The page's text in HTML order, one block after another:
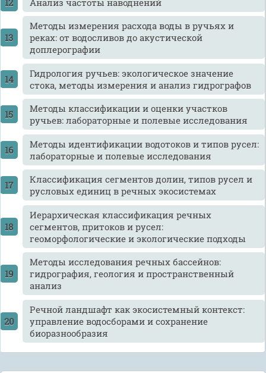
Методы измерения расхода воды в ручьях и
реках: от водосливов до акустической
доплерографии
Гидрология ручьев: экологическое значение
стока, методы измерения и анализ гидрографов
Методы классификации и оценки участков
ручьев: лабораторные и полевые исследования
Методы идентификации водотоков и типов русел:
лабораторные и полевые исследования
Классификация сегментов долин, типов русел и
русловых единиц в речных экосистемах
Иерархическая классификация речных
сегментов, притоков и русел:
геоморфологические и экологические подходы
Методы исследования речных бассейнов:
гидрография, геология и пространственный
анализ
Речной ландшафт как экосистемный контекст:
управление водосборами и сохранение
биоразнообразия